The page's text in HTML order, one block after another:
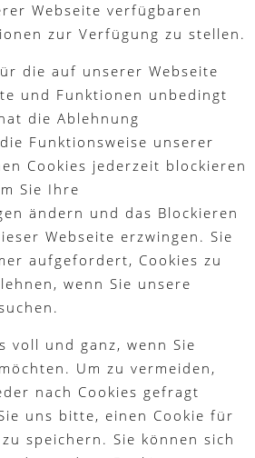
Webseite verfügbaren
zur Verfügung zu stellen.
die auf unserer Webseite
und Funktionen unbedingt
die Ablehnung
Funktionsweise unserer
Cookies jederzeit blockieren
Sie Ihre
ändern und das Blockieren
Webseite erzwingen. Sie
aufgefordert, Cookies zu
wenn Sie unsere
voll und ganz, wenn Sie
Um zu vermeiden,
nach Cookies gefragt
uns bitte, einen Cookie für
speichern. Sie können sich